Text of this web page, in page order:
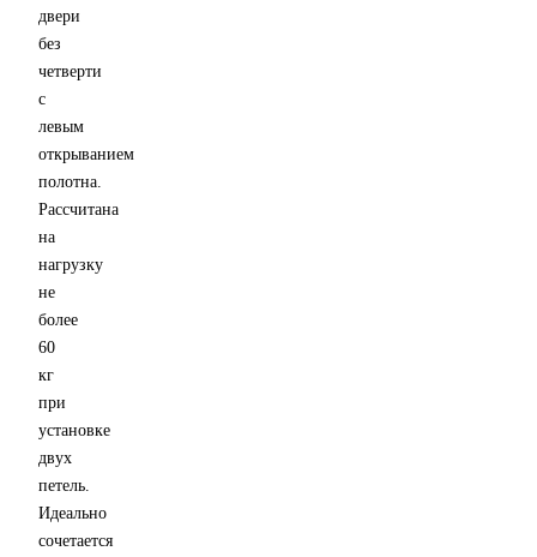
двери
без
четверти
с
левым
открыванием
полотна.
Рассчитана
на
нагрузку
не
более
60
кг
при
установке
двух
петель.
Идеально
сочетается